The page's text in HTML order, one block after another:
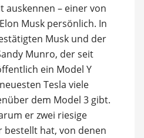
auskennen – einer von
Musk persönlich. In
Musk und der
Munro, der seit
ein Model Y
Tesla viele
dem Model 3 gibt.
er zwei riesige
bestellt hat, von denen